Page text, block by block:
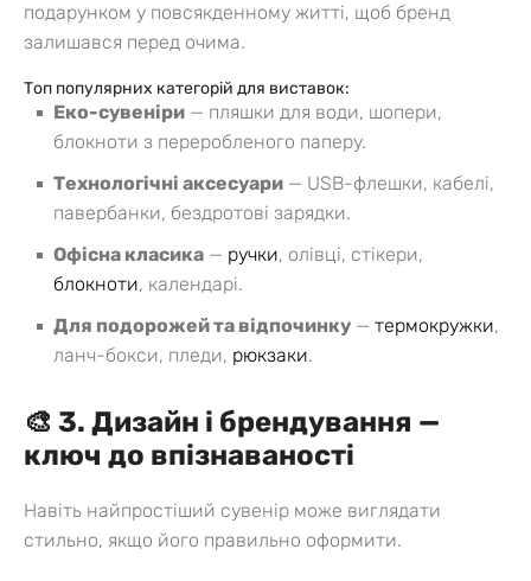
подарунком у повсякденному житті, щоб бренд
залишався перед очима.
Топ популярних категорій для виставок:
Еко-сувеніри — пляшки для води, шопери,
блокноти з переробленого паперу.
Технологічні аксесуари — USB-флешки, кабелі,
павербанки, бездротові зарядки.
Офісна класика — ручки, олівці, стікери,
блокноти, календарі.
Для подорожей та відпочинку — термокружки,
ланч-бокси, пледи, рюкзаки.
🎨 3. Дизайн і брендування —
ключ до впізнаваності
Навіть найпростіший сувенір може виглядати
стильно, якщо його правильно оформити.